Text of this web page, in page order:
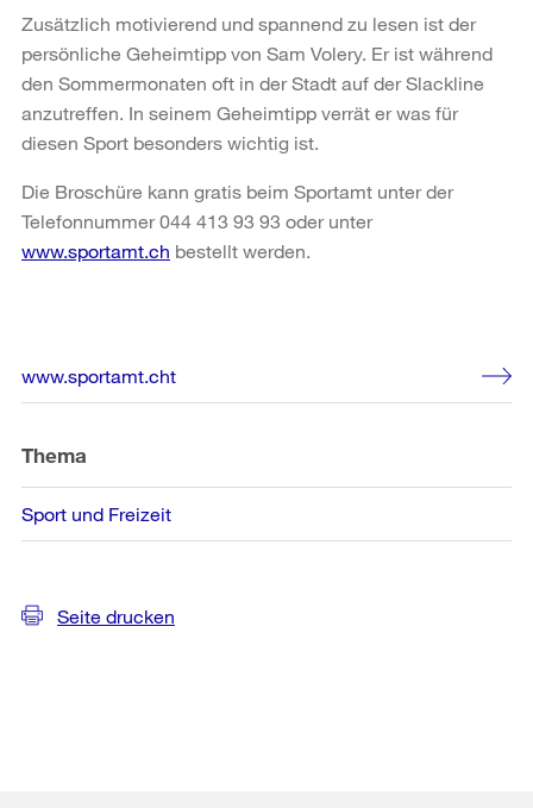
Zusätzlich motivierend und spannend zu lesen ist der
persönliche Geheimtipp von Sam Volery. Er ist während
den Sommermonaten oft in der Stadt auf der Slackline
anzutreffen. In seinem Geheimtipp verrät er was für
diesen Sport besonders wichtig ist.
Die Broschüre kann gratis beim Sportamt unter der
Telefonnummer 044 413 93 93 oder unter
www.sportamt.ch bestellt werden.
Weitere
Informationen
www.sportamt.cht
Thema
Sport und Freizeit
Seite drucken